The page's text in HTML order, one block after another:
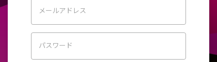
メールアドレス
パスワード